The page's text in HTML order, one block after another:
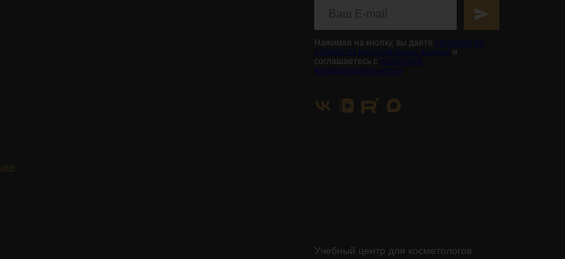
Нажимая на кнопку, вы даете согласие на
обработку персональных данных и
соглашаетесь с политикой
конфиденциальности
Учебный центр для косметологов